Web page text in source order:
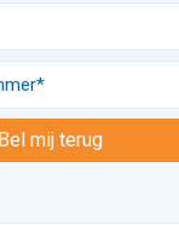
Bel mij terug